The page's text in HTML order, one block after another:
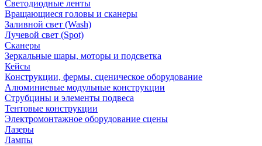
Светодиодные ленты
Вращающиеся головы и сканеры
Заливной свет (Wash)
Лучевой свет (Spot)
Сканеры
Зеркальные шары, моторы и подсветка
Кейсы
Конструкции, фермы, сценическое оборудование
Алюминиевые модульные конструкции
Струбцины и элементы подвеса
Тентовые конструкции
Электромонтажное оборудование сцены
Лазеры
Лампы